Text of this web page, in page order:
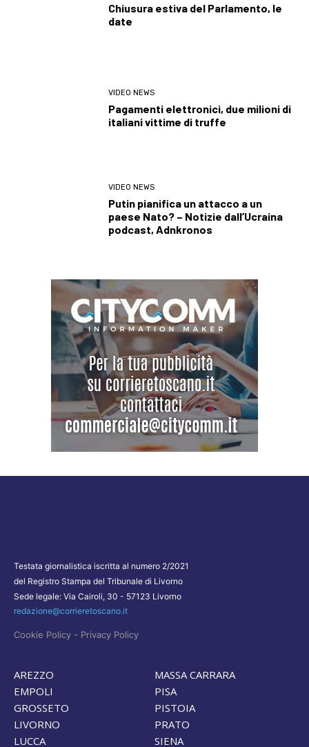
Chiusura estiva del Parlamento, le
date
VIDEO NEWS
Pagamenti elettronici, due milioni di
italiani vittime di truffe
VIDEO NEWS
Putin pianifica un attacco a un
paese Nato? – Notizie dall’Ucraina
podcast, Adnkronos
Testata giornalistica iscritta al numero 2/2021
del Registro Stampa del Tribunale di Livorno
Sede legale: Via Cairoli, 30 - 57123 Livorno
redazione@corrieretoscano.it
Cookie Policy - Privacy Policy
AREZZO
EMPOLI
GROSSETO
LIVORNO
LUCCA
MASSA CARRARA
PISA
PISTOIA
PRATO
SIENA